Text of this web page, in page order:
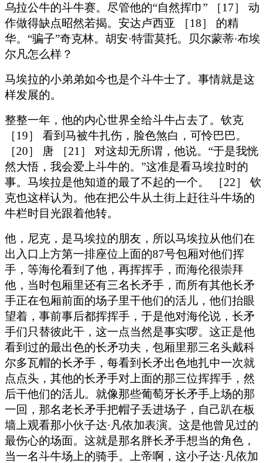
乌拉公牛的斗牛赛。尽管他的“自然挥巾” ［17］ 动
作做得缺点昭然若揭。安达卢西亚 ［18］ 的精
华。“骗子”奇克林。胡安·特雷莫托。贝尔蒙蒂·布埃
尔凡怎么样？
马埃拉的小弟弟如今也是个斗牛士了。事情就是这
样发展的。
整整一年，他的内心世界全给斗牛占去了。钦克
［19］ 看到马被牛扎伤，脸色煞白，可怜巴巴。
［20］ 唐 ［21］ 对这却无所谓，他说。“于是我恍
然大悟，我会爱上斗牛的。”这准是看马埃拉时的
事。马埃拉是他知道的最了不起的一个。 ［22］ 钦
克也这样认为。他在把公牛从土街上赶往斗牛场的
牛栏时目光跟着他转。
他，尼克，是马埃拉的朋友，所以马埃拉从他们在
出入口上方第一排座位上面的87号包厢对他们挥
手，等海伦看到了他，再挥挥手，而海伦很崇拜
他，当时包厢里还有三名长矛手，而所有其他长矛
手正在包厢前面的场子里干他们的活儿，他们抬眼
望着，事前事后都挥挥手，于是他对海伦说，长矛
手们只替彼此干，这一点当然是事实啰。这正是他
看到过的最出色的长矛功夫，包厢里那三名头戴科
尔多瓦帽的长矛手，每看到长矛出色地扎中一次就
点点头，其他的长矛手对上面的那三位挥挥手，然
后干他们的活儿。就像那些葡萄牙长矛手上场的那
一回，那名老长矛手把帽子丢进场子，自己趴在板
墙上观看那小伙子达·凡依加表演。这是他曾见过的
最伤心的场面。这就是那名胖长矛手想当的角色，
当一名斗牛场上的骑手。上帝啊，这小子达·凡依加